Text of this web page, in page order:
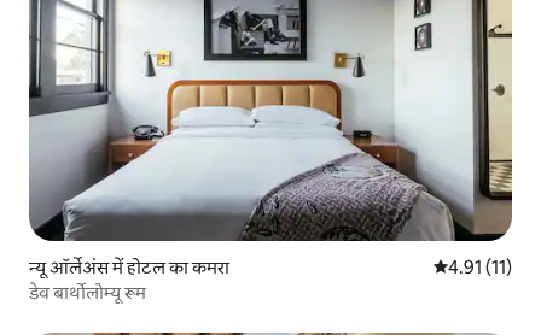
न्यू ऑर्लेअंस में होटल का कमरा औसत रेटिंग 5 में
4.91 (11)
डेव बार्थोलोम्यू रूम